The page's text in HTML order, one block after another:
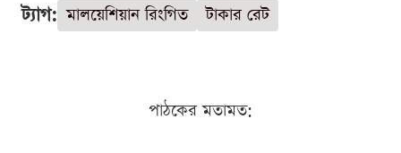
ট্যাগ: মালয়েশিয়ান রিংগিত টাকার রেট
পাঠকের মতামত: